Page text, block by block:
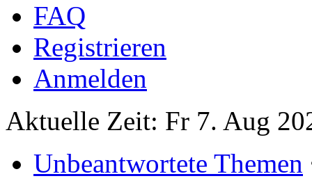
FAQ
Registrieren
Anmelden
Aktuelle Zeit: Fr 7. Aug
Unbeantwortete Themen